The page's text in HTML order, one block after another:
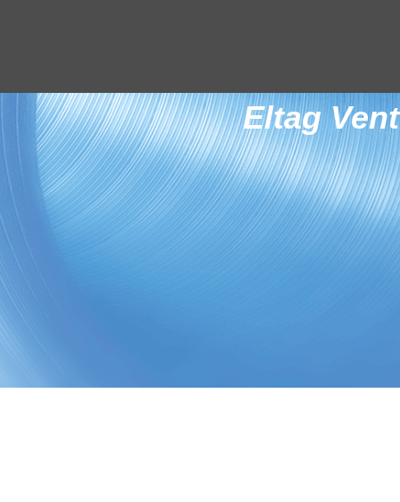
Eltag